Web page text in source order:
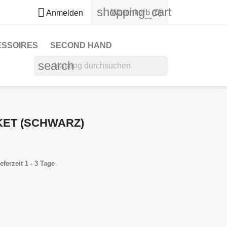
 Anmelden shopping_cart
Warenkorb (0)
SECOND HAND
search
(SCHWARZ)
1 - 3 Tage